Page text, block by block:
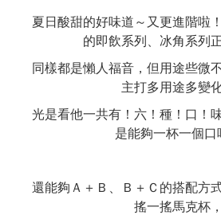
夏日酸甜的好味道～又更進階啦
的即飲系列、冰角系列
同樣都是懶人福音，但用途些微
主打多用途多變
光是看他一共有！六！種！口！
是能夠一杯一個口
還能夠Ａ＋Ｂ、Ｂ＋Ｃ的搭配方
搖一搖馬克杯，